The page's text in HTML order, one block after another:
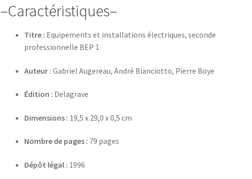
–Caractéristiques–
Titre : Equipements et installations électriques, seconde
professionnelle BEP 1
Auteur : Gabriel Augereau, André Bianciotto, Pierre Boye
Édition : Delagrave
Dimensions : 19,5 x 29,0 x 0,5 cm
Nombre de pages : 79 pages
Dépôt légal : 1996